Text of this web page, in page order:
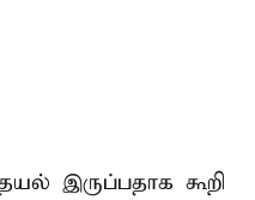
இருப்பதாக கூறி